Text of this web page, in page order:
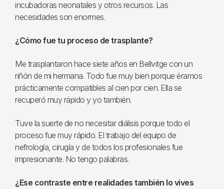
incubadoras neonatales y otros recursos. Las
necesidades son enormes.
¿Cómo fue tu proceso de trasplante?
Me trasplantaron hace siete años en Bellvitge con un
riñón de mi hermana. Todo fue muy bien porque éramos
prácticamente compatibles al cien por cien. Ella se
recuperó muy rápido y yo también.
Tuve la suerte de no necesitar diálisis porque todo el
proceso fue muy rápido. El trabajo del equipo de
nefrología, cirugía y de todos los profesionales fue
impresionante. No tengo palabras.
¿Ese contraste entre realidades también lo vives